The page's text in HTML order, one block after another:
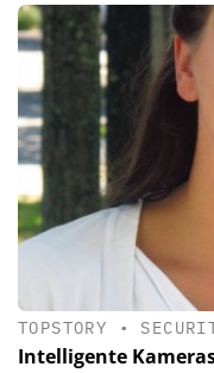
TOPSTORY •
Intelligente